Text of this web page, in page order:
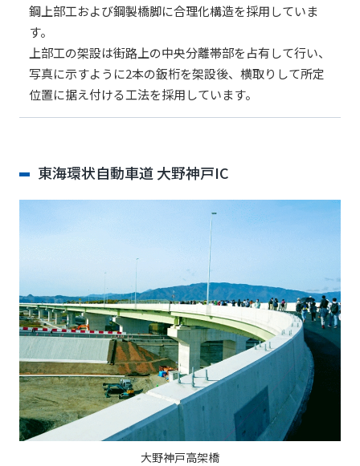
鋼上部工および鋼製橋脚に合理化構造を採用していま
す。
上部工の架設は街路上の中央分離帯部を占有して行い、
写真に示すように2本の鈑桁を架設後、横取りして所定
位置に据え付ける工法を採用しています。
東海環状自動車道 大野神戸IC
大野神戸高架橋